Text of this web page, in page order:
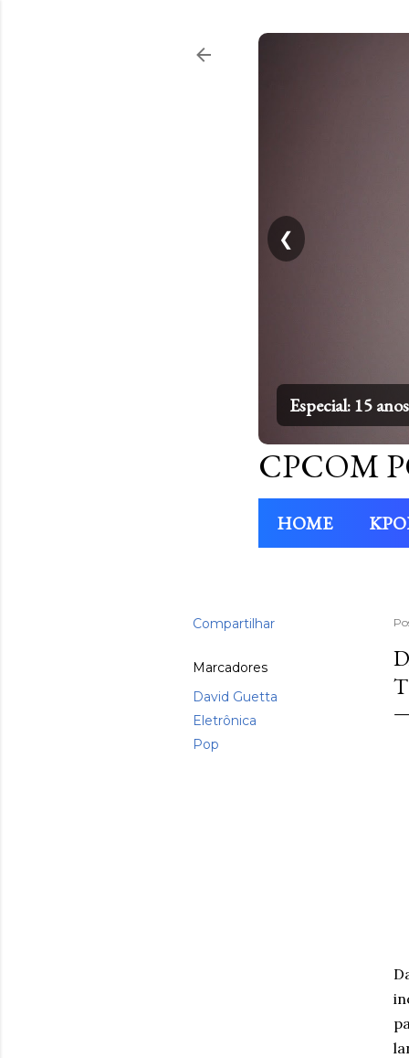
Especial: 15
❮
CPCOM
HOME
Compartilhar
Marcadores
David Guetta
Eletrônica
Pop